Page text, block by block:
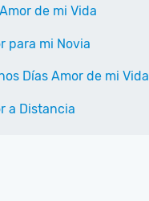
de mi Vida
para mi Novia
Días Amor de mi Vida
a Distancia